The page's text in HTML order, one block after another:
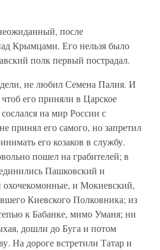
после
Крымцами. Его нельзя было
полк первый пострадал.
не любил Семена Палия. И
его приняли в Царское
на мир России с
принял его самого, но запретил
его козаков в службу.
пошел на грабителей; в
Пашковский и
и Мокиевский,
Киевского Полковника; из
к Бабанке, мимо Уманя; ни
дошли до Буга и потом
На дороге встретили Татар и